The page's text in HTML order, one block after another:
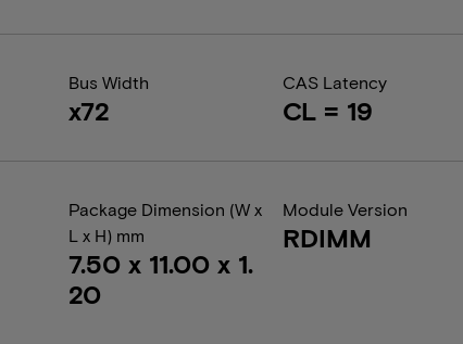
Bus Width
x72
CAS Latency
CL = 19
Package Dimension (W x
L x H) mm
7.50 x 11.00 x 1.
20
Module Version
RDIMM